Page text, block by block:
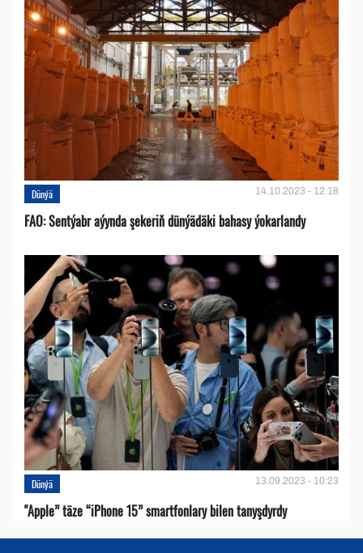
Dünýä 14.10.2023 - 12:18
FAO: Sentýabr aýynda şekeriň dünýädäki bahasy ýokarlandy
Dünýä 13.09.2023 - 10:23
"Apple” täze “iPhone 15” smartfonlary bilen tanyşdyrdy